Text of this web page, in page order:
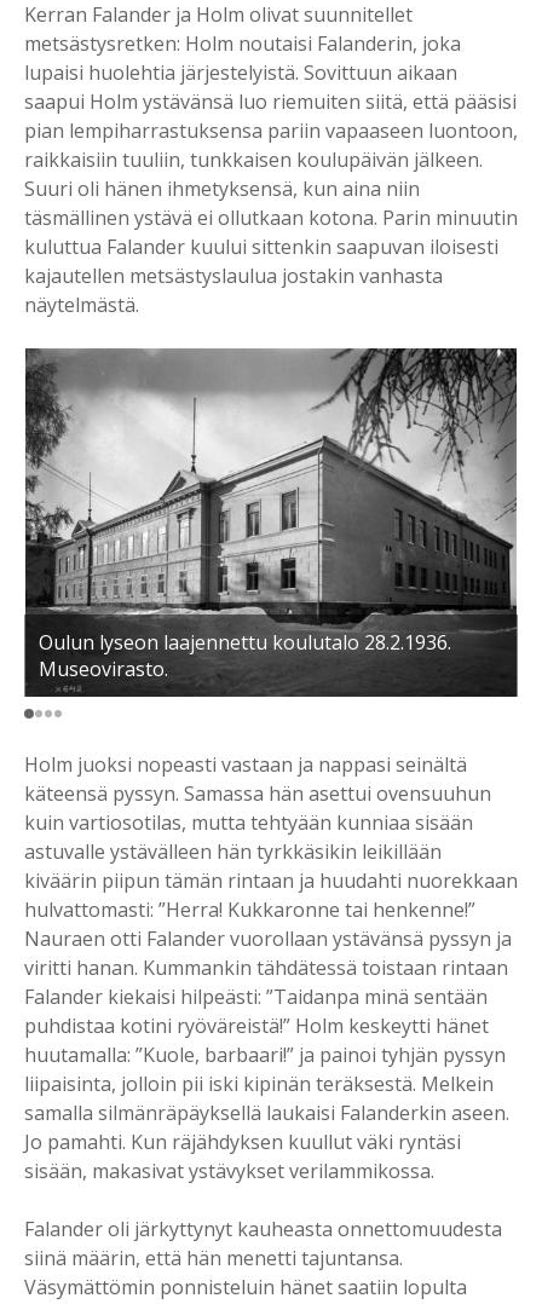
Kerran Falander ja Holm olivat suunnitellet
metsästysretken: Holm noutaisi Falanderin, joka
lupaisi huolehtia järjestelyistä. Sovittuun aikaan
saapui Holm ystävänsä luo riemuiten siitä, että pääsisi
pian lempiharrastuksensa pariin vapaaseen luontoon,
raikkaisiin tuuliin, tunkkaisen koulupäivän jälkeen.
Suuri oli hänen ihmetyksensä, kun aina niin
täsmällinen ystävä ei ollutkaan kotona. Parin minuutin
kuluttua Falander kuului sittenkin saapuvan iloisesti
kajautellen metsästyslaulua jostakin vanhasta
näytelmästä.
Oulun lyseon laajennettu koulutalo 28.2.1936.
Museovirasto.
Holm juoksi nopeasti vastaan ja nappasi seinältä
käteensä pyssyn. Samassa hän asettui ovensuuhun
kuin vartiosotilas, mutta tehtyään kunniaa sisään
astuvalle ystävälleen hän tyrkkäsikin leikillään
kiväärin piipun tämän rintaan ja huudahti nuorekkaan
hulvattomasti: ”Herra! Kukkaronne tai henkenne!”
Nauraen otti Falander vuorollaan ystävänsä pyssyn ja
viritti hanan. Kummankin tähdätessä toistaan rintaan
Falander kiekaisi hilpeästi: ”Taidanpa minä sentään
puhdistaa kotini ryöväreistä!” Holm keskeytti hänet
huutamalla: ”Kuole, barbaari!” ja painoi tyhjän pyssyn
liipaisinta, jolloin pii iski kipinän teräksestä. Melkein
samalla silmänräpäyksellä laukaisi Falanderkin aseen.
Jo pamahti. Kun räjähdyksen kuullut väki ryntäsi
sisään, makasivat ystävykset verilammikossa.
Falander oli järkyttynyt kauheasta onnettomuudesta
siinä määrin, että hän menetti tajuntansa.
Väsymättömin ponnisteluin hänet saatiin lopulta